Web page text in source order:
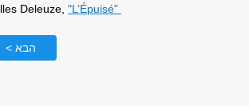
Deleuze, "L’Épuisé"
הבא >